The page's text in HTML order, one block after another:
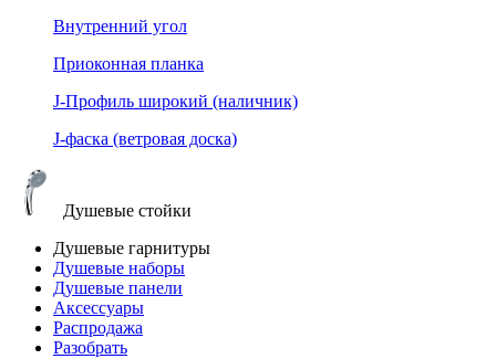
Внутренний угол
Приоконная планка
J-Профиль широкий (наличник)
J-фаска (ветровая доска)
Душевые стойки
Душевые гарнитуры
Душевые наборы
Душевые панели
Аксессуары
Распродажа
Разобрать